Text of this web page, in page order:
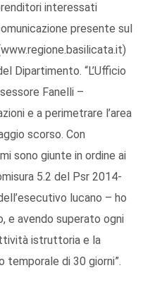
interessati
presente sul
Dipartimento. “L’Ufficio
Fanelli –
e a perimetrare l’area
scorso. Con
sono giunte in ordine ai
5.2 del Psr 2014-
lucano – ho
e avendo superato ogni
istruttoria e la
temporale di 30 giorni”.